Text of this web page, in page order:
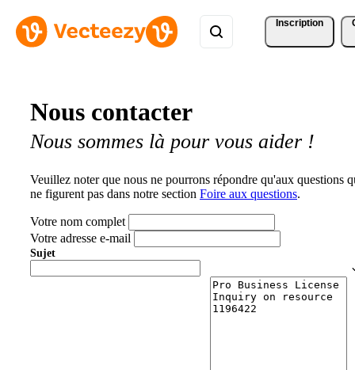
Inscription
Nous contacter
Nous sommes là pour vous aider !
Veuillez noter que nous ne pourrons répondre qu'aux questions
ne figurent pas dans notre section Foire aux questions.
Votre nom complet
Votre adresse e-mail
Sujet